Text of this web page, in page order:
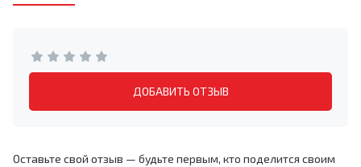
ДОБАВИТЬ ОТЗЫВ
Оставьте свой отзыв — будьте первым, кто поделится своим